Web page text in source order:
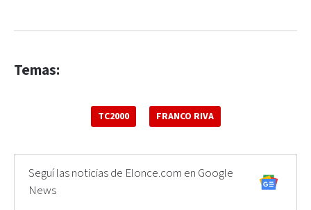
Temas:
TC2000 FRANCO RIVA
Seguí las noticias de Elonce.com en Google
News